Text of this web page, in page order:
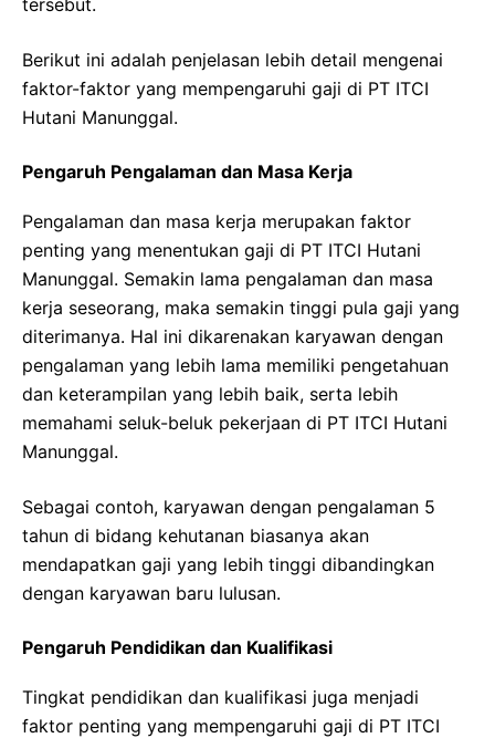
Berikut ini adalah penjelasan lebih detail mengenai
faktor-faktor yang mempengaruhi gaji di PT ITCI
Hutani Manunggal.
Pengaruh Pengalaman dan Masa Kerja
Pengalaman dan masa kerja merupakan faktor
penting yang menentukan gaji di PT ITCI Hutani
Manunggal. Semakin lama pengalaman dan masa
kerja seseorang, maka semakin tinggi pula gaji yang
diterimanya. Hal ini dikarenakan karyawan dengan
pengalaman yang lebih lama memiliki pengetahuan
dan keterampilan yang lebih baik, serta lebih
memahami seluk-beluk pekerjaan di PT ITCI Hutani
Manunggal.
Sebagai contoh, karyawan dengan pengalaman 5
tahun di bidang kehutanan biasanya akan
mendapatkan gaji yang lebih tinggi dibandingkan
dengan karyawan baru lulusan.
Pengaruh Pendidikan dan Kualifikasi
Tingkat pendidikan dan kualifikasi juga menjadi
faktor penting yang mempengaruhi gaji di PT ITCI